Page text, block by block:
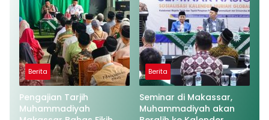
Berita
Pengajian Tarjih
Muhammadiyah
Berita
Seminar di Makassar,
Muhammadiyah akan